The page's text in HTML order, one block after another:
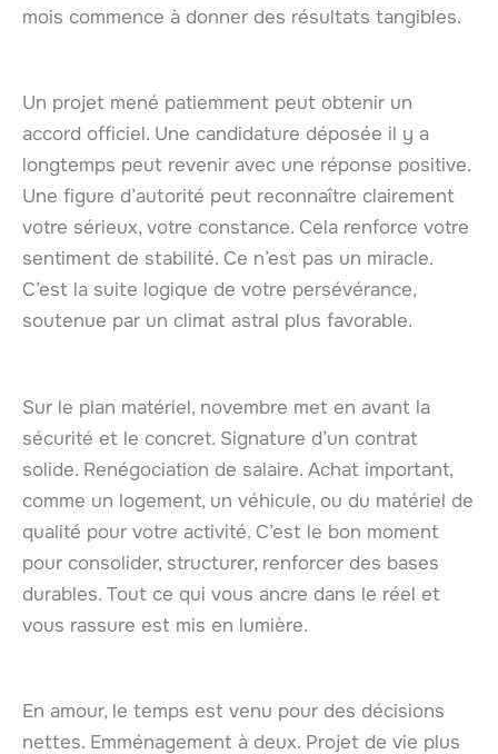
mois commence à donner des résultats tangibles.
Un projet mené patiemment peut obtenir un
accord officiel. Une candidature déposée il y a
longtemps peut revenir avec une réponse positive.
Une figure d’autorité peut reconnaître clairement
votre sérieux, votre constance. Cela renforce votre
sentiment de stabilité. Ce n’est pas un miracle.
C’est la suite logique de votre persévérance,
soutenue par un climat astral plus favorable.
Sur le plan matériel, novembre met en avant la
sécurité et le concret. Signature d’un contrat
solide. Renégociation de salaire. Achat important,
comme un logement, un véhicule, ou du matériel de
qualité pour votre activité. C’est le bon moment
pour consolider, structurer, renforcer des bases
durables. Tout ce qui vous ancre dans le réel et
vous rassure est mis en lumière.
En amour, le temps est venu pour des décisions
nettes. Emménagement à deux. Projet de vie plus